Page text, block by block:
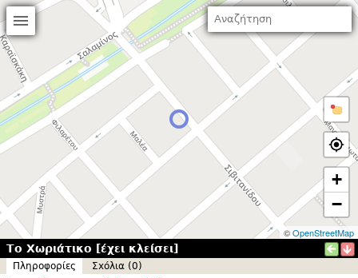
+
−
©OpenStreetMap
Το Χωριάτικο [έχει κλείσει]
Πληροφορίες
Σxόλια (0)